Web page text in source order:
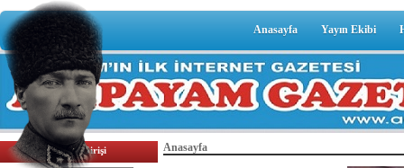
Anasayfa Yayın Ekibi
Üyelik Girişi Anasayfa